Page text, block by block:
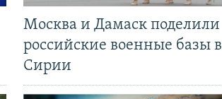
Москва и Дамаск поделили
российские военные базы в
Сирии